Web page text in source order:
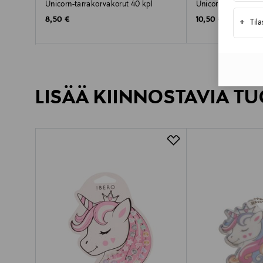
+
Unicorn-tarrakorvakorut 40 kpl
Original Price
8,50 €
Unicorn Colors -
Original Price
10,50 €
LISÄÄ KIINNOSTAVIA